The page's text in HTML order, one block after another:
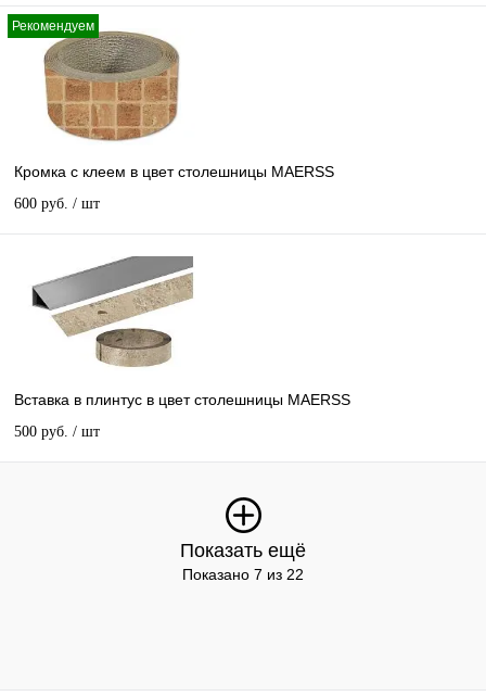
Рекомендуем
Кромка с клеем в цвет столешницы MAERSS
600 руб. / шт
Вставка в плинтус в цвет столешницы MAERSS
500 руб. / шт
Показать ещё
Показано 7 из 22